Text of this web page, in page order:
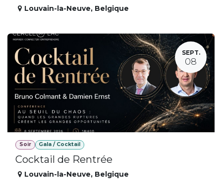
Louvain-la-Neuve, Belgique
SEPT.
08
Soir Gala / Cocktail
Cocktail de Rentrée
Louvain-la-Neuve, Belgique